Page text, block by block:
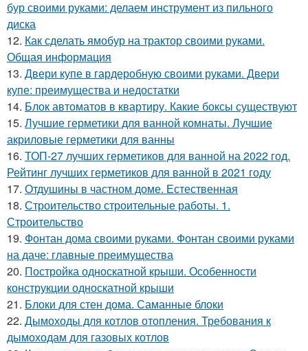
бур своими руками: делаем инструмент из пильного
диска
12. Как сделать ямобур на трактор своими руками.
Общая информация
13. Двери купе в гардеробную своими руками. Двери
купе: преимущества и недостатки
14. Блок автоматов в квартиру. Какие боксы существуют
15. Лучшие герметики для ванной комнаты. Лучшие
акриловые герметики для ванны
16. ТОП-27 лучших герметиков для ванной на 2022 год.
Рейтинг лучших герметиков для ванной в 2021 году
17. Отдушины в частном доме. Естественная
18. Строительство строительные работы. 1.
Строительство
19. Фонтан дома своими руками. Фонтан своими руками
на даче: главные преимущества
20. Постройка односкатной крыши. Особенности
конструкции односкатной крыши
21. Блоки для стен дома. Саманные блоки
22. Дымоходы для котлов отопления. Требования к
дымоходам для газовых котлов